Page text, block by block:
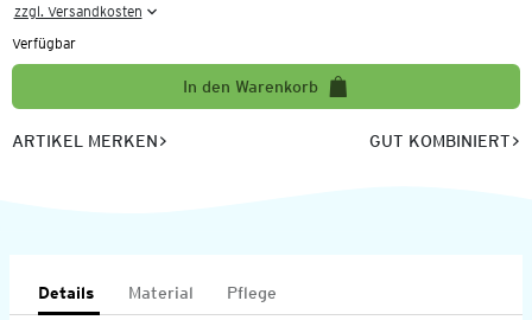
zzgl. Versandkosten
Verfügbar
In den Warenkorb
ARTIKEL MERKEN GUT KOMBINIERT
Details Material Pflege